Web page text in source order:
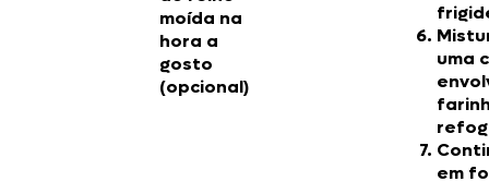
moída na
hora a
gosto
(opcional)
uma
em